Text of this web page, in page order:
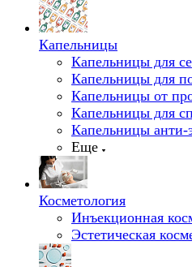
Капельницы
Капельницы для
Капельницы для
Капельницы от
Капельницы для
Капельницы анти-
Еще
Косметология
Инъекционная
Эстетическая